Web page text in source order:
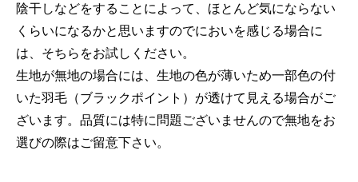
陰干しなどをすることによって、ほとんど気にならない
くらいになるかと思いますのでにおいを感じる場合に
は、そちらをお試しください。
生地が無地の場合には、生地の色が薄いため一部色の付
いた羽毛（ブラックポイント）が透けて見える場合がご
ざいます。品質には特に問題ございませんので無地をお
選びの際はご留意下さい。